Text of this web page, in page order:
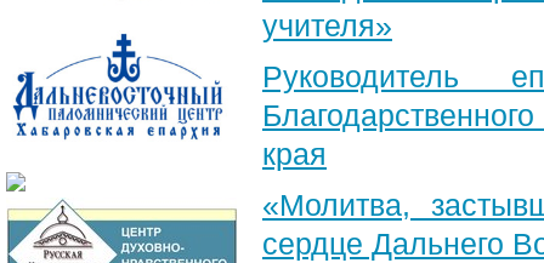
учителя»
Руководитель
края
«Молитва,
сердце Дальнего